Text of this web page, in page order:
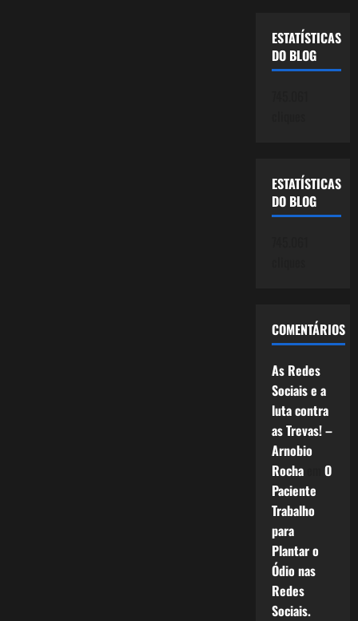
ESTATÍSTICAS
DO BLOG
ESTATÍSTICAS
DO BLOG
COMENTÁRIOS
As Redes
Sociais e a
luta contra
as Trevas! –
Arnobio
Rochaem O
Paciente
Trabalho
para
Plantar o
Ódio nas
Redes
Sociais.